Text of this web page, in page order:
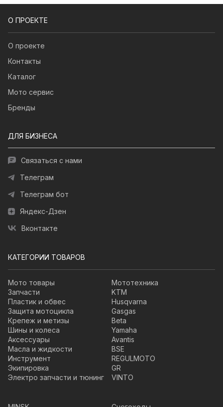
О ПРОЕКТЕ
О проекте
Контакты
Каталог
Мото сервис
Бренды
ДЛЯ БИЗНЕСА
Связаться с нами
Телеграм
Телеграм бот
Яндекс-Дзен
Вконтакте
КАТЕГОРИИ ТОВАРОВ
Мото товары
Запчасти
Пластик и обвес
Защита мотоцикла
Крепеж и метизы
Шины и колеса
Аксессуары
Масла и жидкости
Инструмент
Экипировка
Электро запчасти и тюнинг
Мототехника
KTM
Husqvarna
Gasgas
Beta
Yamaha
Avantis
BSE
REGULMOTO
GR
VINTO